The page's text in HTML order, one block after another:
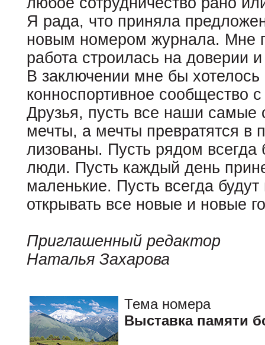
Я рада, что приняла
новым номером журнала. Мне
работа строилась на доверии
В заключении мне бы
конноспортивное сообщество
Друзья, пусть все наши самые
мечты, а мечты превратятся в
лизованы. Пусть рядом
люди. Пусть каждый день
маленькие. Пусть всегда
открывать все новые и новые
Приглашенный редактор
Наталья Захарова
Тема номера
Выставка памяти